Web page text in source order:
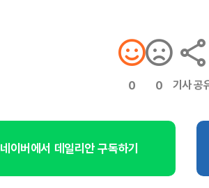
0 0 기사 공
네이버에서 데일리안 구독하기